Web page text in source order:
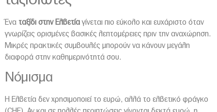
Ένα ταξίδι στην Ελβετία γίνεται πιο εύκολο και ευχάριστο όταν
γνωρίζεις ορισμένες βασικές λεπτομέρειες πριν την αναχώρηση.
Μικρές πρακτικές συμβουλές μπορούν να κάνουν μεγάλη
διαφορά στην καθημερινότητά σου.
Νόμισμα
Η Ελβετία δεν χρησιμοποιεί το ευρώ, αλλά το ελβετικό φράγκο